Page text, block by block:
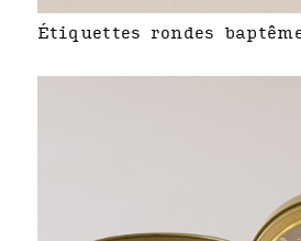
Étiquettes rondes